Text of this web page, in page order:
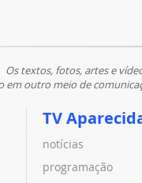
Os textos, fotos, artes e
outro meio de
TV
notícias
programação